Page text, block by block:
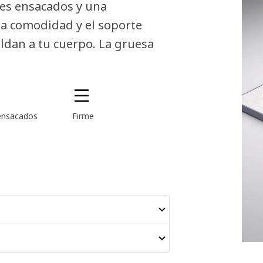
ensacados y una
comodidad y el soporte
a tu cuerpo. La gruesa
Firme